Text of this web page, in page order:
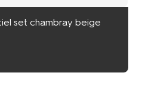
set chambray beige